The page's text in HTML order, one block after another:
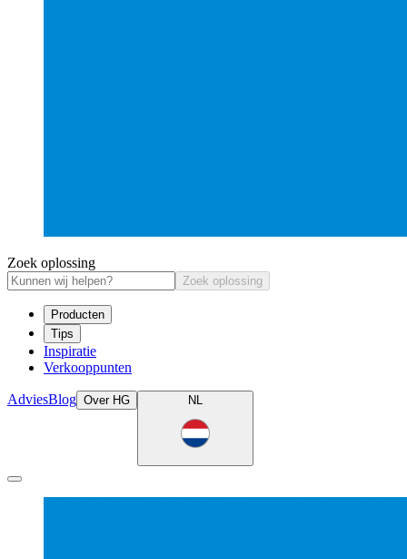
Zoek oplossing
Zoek oplossing
Producten
Tips
Inspiratie
Verkooppunten
AdviesBlog Over HG NL